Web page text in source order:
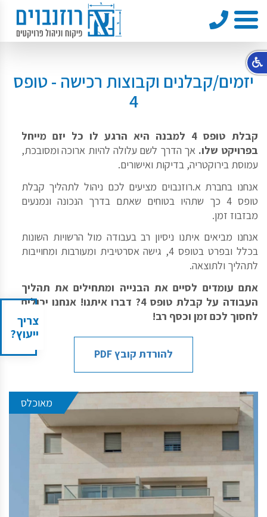
תפריט
יזמים/קבלנים וקבוצות רכישה - טופס
4
קבלת טופס 4 למבנה היא הרגע לו כל יזם מייחל
בפרויקט שלו. אך הדרך לשם עלולה להיות ארוכה ומסובכת,
עמוסת בירוקטריה, בדיקות ואישורים.
אנחנו בחברת א.רוזנבוים מציעים לכם ניהול לתהליך קבלת
טופס 4 כך שתהיו בטוחים שאתם בדרך הנכונה ונמנעים
מבזבוז זמן.
אנחנו מביאים איתנו ניסיון רב בעבודה מול הרשויות השונות
בכלל ובפרט בטופס 4, גישה אסרטיבית ומעורבות ומחוייבות
לתהליך ולתוצאה.
אתם עומדים לסיים את הבנייה ומתחילים את תהליך
העבודה על קבלת טופס 4? דברו איתנו! אנחנו יכולים
לחסוך לכם זמן וכסף רב!
להורדת קובץ PDF
מאוכלס
צריך
ייעוץ?